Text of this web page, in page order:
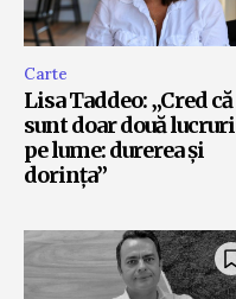
Carte
Lisa Taddeo: „Cred că
sunt doar două lucruri
pe lume: durerea și
dorința”